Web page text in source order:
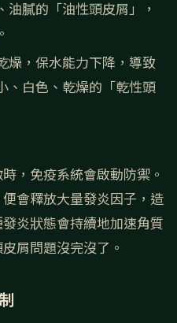
油膩的「油性頭皮屑」，
。
燥，保水能力下降，導致
、白色、乾燥的「乾性頭
，免疫系統會啟動防禦。
會釋放大量發炎因子，造
炎狀態會持續地加速角質
屑問題沒完沒了。